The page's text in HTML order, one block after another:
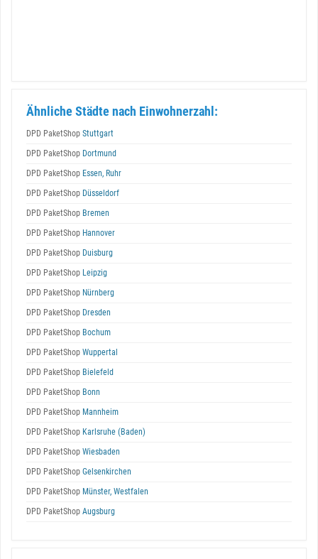
Ähnliche Städte nach Einwohnerzahl:
DPD PaketShop Stuttgart
DPD PaketShop Dortmund
DPD PaketShop Essen, Ruhr
DPD PaketShop Düsseldorf
DPD PaketShop Bremen
DPD PaketShop Hannover
DPD PaketShop Duisburg
DPD PaketShop Leipzig
DPD PaketShop Nürnberg
DPD PaketShop Dresden
DPD PaketShop Bochum
DPD PaketShop Wuppertal
DPD PaketShop Bielefeld
DPD PaketShop Bonn
DPD PaketShop Mannheim
DPD PaketShop Karlsruhe (Baden)
DPD PaketShop Wiesbaden
DPD PaketShop Gelsenkirchen
DPD PaketShop Münster, Westfalen
DPD PaketShop Augsburg